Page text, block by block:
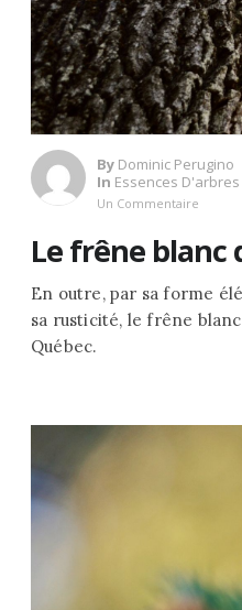
By Dominic Perugino
In Essences D'arbres
Un Commentaire
Le frêne blanc
En outre, par sa forme
sa rusticité, le frêne blanc
Québec.